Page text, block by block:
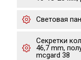
Световая
Секретки
46,7 mm,
mcgard 38